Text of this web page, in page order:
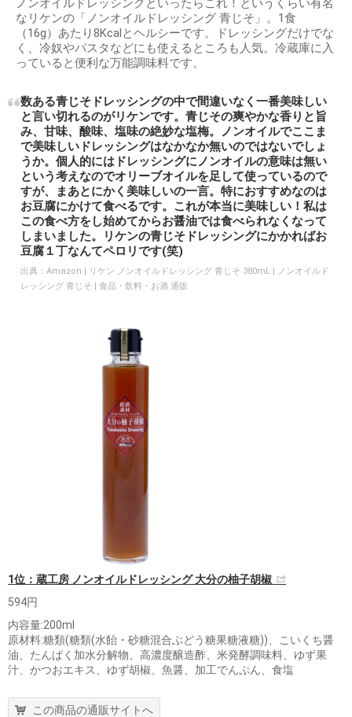
ノンオイルドレッシングといったらこれ！というくらい有名
なリケンの「ノンオイルドレッシング 青じそ」。1食
（16g）あたり8Kcalとヘルシーです。ドレッシングだけでな
く、冷奴やパスタなどにも使えるところも人気。冷蔵庫に入
っていると便利な万能調味料です。
数ある青じそドレッシングの中で間違いなく一番美味しい
と言い切れるのがリケンです。青じその爽やかな香りと旨
み、甘味、酸味、塩味の絶妙な塩梅。ノンオイルでここま
で美味しいドレッシングはなかなか無いのではないでしょ
うか。個人的にはドレッシングにノンオイルの意味は無い
という考えなのでオリーブオイルを足して使っているので
すが、まあとにかく美味しいの一言。特におすすめなのは
お豆腐にかけて食べるです。これが本当に美味しい！私は
この食べ方をし始めてからお醤油では食べられなくなって
しまいました。リケンの青じそドレッシングにかかればお
豆腐１丁なんてペロリです(笑)
出典： Amazon | リケン ノンオイルドレッシング 青じそ 380mL | ノンオイルド
レッシング 青じそ | 食品・飲料・お酒 通販
1位：蔵工房 ノンオイルドレッシング 大分の柚子胡椒
594円
内容量:200ml
原材料:糖類(糖類(水飴・砂糖混合ぶどう糖果糖液糖))、こいくち醤
油、たんぱく加水分解物、高濃度醸造酢、米発酵調味料、ゆず果
汁、かつおエキス、ゆず胡椒、魚醤、加工でんぷん、食塩
この商品の通販サイトへ